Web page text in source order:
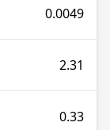
0.0049
2.31
0.33